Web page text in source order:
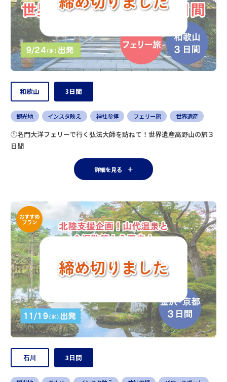
和歌山 3日間
観光地 インスタ映え 神社参拝 フェリー旅 世界遺産
①名門大洋フェリーで行く弘法大師を訪ねて！世界遺産高野山の旅３
日間
詳細を見る
おすすめ
プラン
石川 3日間